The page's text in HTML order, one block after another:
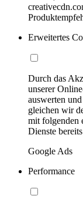
Erweitertes
Durch das
unserer
auswerten
gleichen wir
mit folgenden
Dienste
Google Ads
Performance